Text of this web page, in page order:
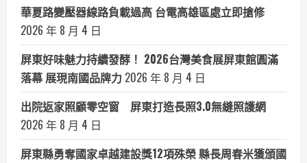
華夏路變壓器線路負載過高 台電高雄區處立即搶修
2026 年 8 月 4 日
屏東好味魅力持續發酵！ 2026台灣美食展屏東館圓滿
落幕 展現南國品牌力 2026 年 8 月 4 日
出院返家照顧零空窗 屏東打造長照3.0無縫照護網
2026 年 8 月 4 日
屏東縣勇奪國家卓越建設獎12項殊榮 縣長周春米獲頒國